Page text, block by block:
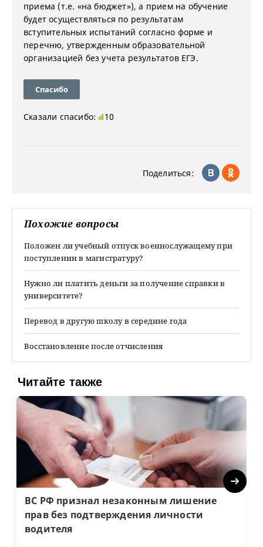
приема (т.е. «на бюджет»), а прием на обучение
будет осуществляться по результатам
вступительных испытаний согласно форме и
перечню, утвержденным образовательной
организацией без учета результатов ЕГЭ.
Спасибо
Сказали спасибо: 10
Поделиться:
Похожие вопросы
Положен ли учебный отпуск военнослужащему при
поступлении в магистратуру?
Нужно ли платить деньги за получение справки в
университете?
Перевод в другую школу в середине года
Восстановление после отчисления
Читайте также
ВС РФ признал незаконным лишение
прав без подтверждения личности
водителя
Next